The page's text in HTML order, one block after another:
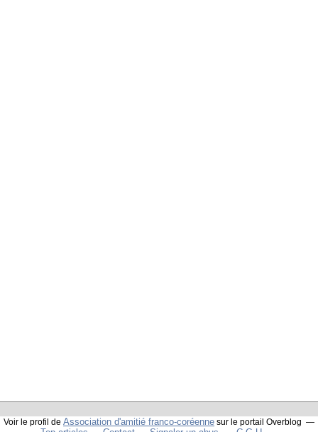
Voir le profil de Association d'amitié franco-coréenne sur le portail Overblog